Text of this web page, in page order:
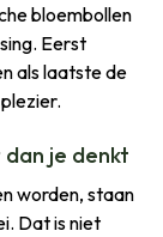
bloembollen
Eerst
als laatste de
je denkt
worden, staan
Dat is niet